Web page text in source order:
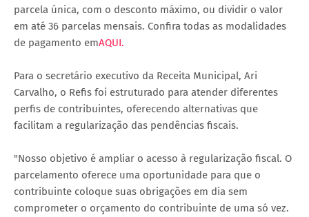
parcela única, com o desconto máximo, ou dividir o valor
em até 36 parcelas mensais. Confira todas as modalidades
de pagamento emAQUI.
Para o secretário executivo da Receita Municipal, Ari
Carvalho, o Refis foi estruturado para atender diferentes
perfis de contribuintes, oferecendo alternativas que
facilitam a regularização das pendências fiscais.
"Nosso objetivo é ampliar o acesso à regularização fiscal. O
parcelamento oferece uma oportunidade para que o
contribuinte coloque suas obrigações em dia sem
comprometer o orçamento do contribuinte de uma só vez.